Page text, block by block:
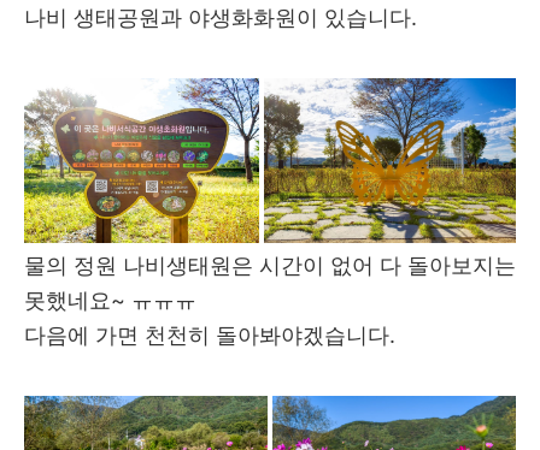
나비 생태공원과 야생화화원이 있습니다.
물의 정원 나비생태원은 시간이 없어 다 돌아보지는
못했네요~ ㅠㅠㅠ
다음에 가면 천천히 돌아봐야겠습니다.